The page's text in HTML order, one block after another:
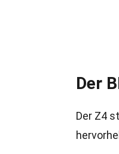
Der
Der Z4